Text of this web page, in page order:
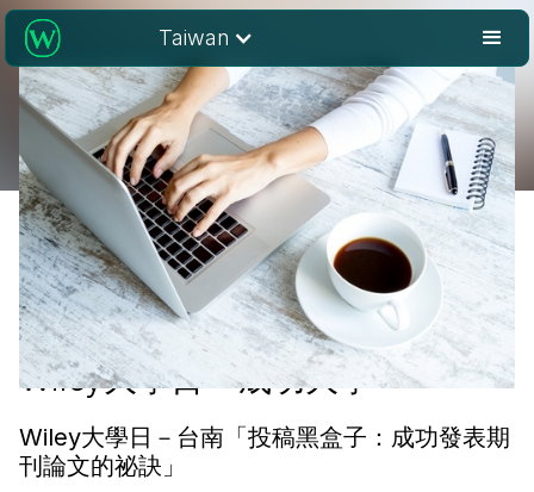
Taiwan
Wiley大學日 - 成功大學
Wiley大學日－台南「投稿黑盒子：成功發表期
刊論文的祕訣」